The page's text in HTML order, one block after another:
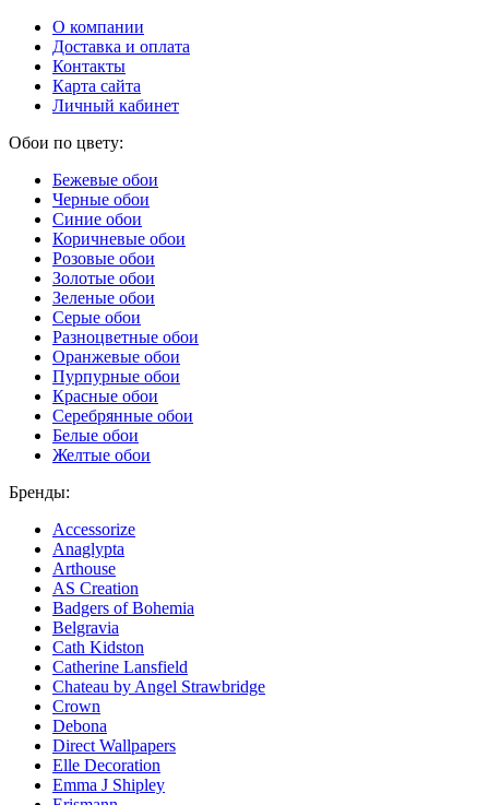
О компании
Доставка и оплата
Контакты
Карта сайта
Личный кабинет
Обои по цвету:
Бежевые обои
Черные обои
Синие обои
Коричневые обои
Розовые обои
Золотые обои
Зеленые обои
Серые обои
Разноцветные обои
Оранжевые обои
Пурпурные обои
Красные обои
Серебрянные обои
Белые обои
Желтые обои
Бренды:
Accessorize
Anaglypta
Arthouse
AS Creation
Badgers of Bohemia
Belgravia
Cath Kidston
Catherine Lansfield
Chateau by Angel Strawbridge
Crown
Debona
Direct Wallpapers
Elle Decoration
Emma J Shipley